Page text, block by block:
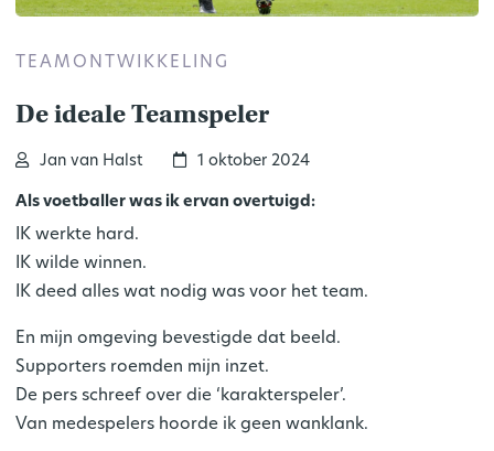
TEAMONTWIKKELING
De ideale Teamspeler
Jan van Halst 1 oktober 2024
Als voetballer was ik ervan overtuigd:
IK werkte hard.
IK wilde winnen.
IK deed alles wat nodig was voor het team.
En mijn omgeving bevestigde dat beeld.
Supporters roemden mijn inzet.
De pers schreef over die ‘karakterspeler’.
Van medespelers hoorde ik geen wanklank.